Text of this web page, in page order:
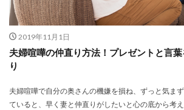
2019年11月1日
夫婦喧嘩の仲直り方法！プレゼントと言
り
夫婦喧嘩で自分の奥さんの機嫌を損ね、ずっと気ま
ていると、早く妻と仲直りがしたいと心の底から考